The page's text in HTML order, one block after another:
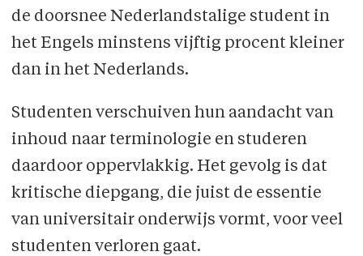
de doorsnee Nederlandstalige student in
het Engels minstens vijftig procent kleiner
dan in het Nederlands.
Studenten verschuiven hun aandacht van
inhoud naar terminologie en studeren
daardoor oppervlakkig. Het gevolg is dat
kritische diepgang, die juist de essentie
van universitair onderwijs vormt, voor veel
studenten verloren gaat.